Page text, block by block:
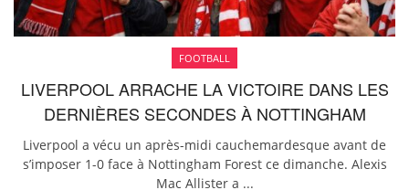
FOOTBALL
LIVERPOOL ARRACHE LA VICTOIRE DANS LES
DERNIÈRES SECONDES À NOTTINGHAM
Liverpool a vécu un après-midi cauchemardesque avant de
s’imposer 1-0 face à Nottingham Forest ce dimanche. Alexis
Mac Allister a ...